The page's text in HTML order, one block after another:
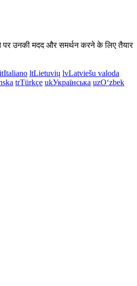
पर उनकी मदद और समर्थन करने के लिए तैयार
itItaliano ltLietuvių lvLatviešu valoda
trTürkçe ukУкраїнська uzOʻzbek